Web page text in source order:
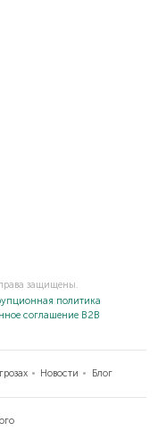
защищены.
политика
соглашение B2B
Новости Блог